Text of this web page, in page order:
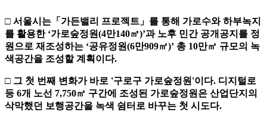
□ 서울시는 「 가든밸리 프로젝트 」 를 통해 가로수와 하부녹지
를 활용한 ‘가로숲정원(4만140㎡)’과 노후 민간 공개공지를 정
원으로 재조성하는 ‘공유정원(6만909㎡)’ 총 10만㎡ 규모의 녹
색공간을 조성할 계획이다.
□ 그 첫 번째 변화가 바로 '구로구 가로숲정원 '이다. 디지털로
등 6개 노선 7,750㎡ 구간에 조성된 가로숲정원은 산업단지의
삭막했던 보행공간을 녹색 쉼터로 바꾸는 첫 시도다.